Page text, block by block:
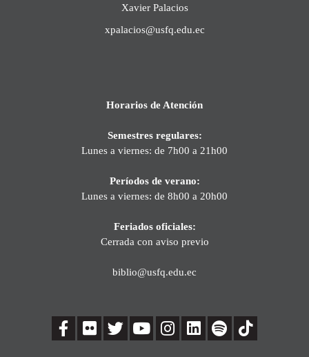
Xavier Palacios
xpalacios@usfq.edu.ec
Horarios de Atención
Semestres regulares:
Lunes a viernes: de 7h00 a 21h00
Períodos de verano:
Lunes a viernes: de 8h00 a 20h00
Feriados oficiales:
Cerrada con aviso previo
biblio@usfq.edu.ec